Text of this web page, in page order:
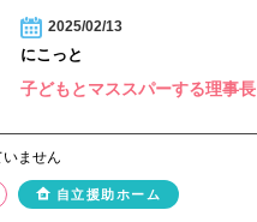
2025/02/13
にこっと
子どもとマススパーする理事長
ません
自立援助ホーム